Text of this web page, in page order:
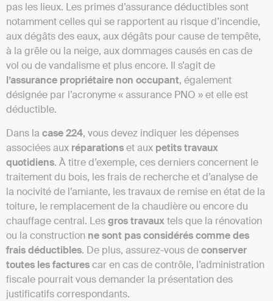
pas les lieux. Les primes d’assurance déductibles sont
notamment celles qui se rapportent au risque d’incendie,
aux dégâts des eaux, aux dégâts pour cause de tempête,
à la grêle ou la neige, aux dommages causés en cas de
vol ou de vandalisme et plus encore. Il s’agit de
l’assurance propriétaire non occupant, également
désignée par l’acronyme « assurance PNO » et elle est
déductible.
Dans la case 224, vous devez indiquer les dépenses
associées aux réparationset aux petits travaux
quotidiens. À titre d’exemple, ces derniers concernent le
traitement du bois, les frais de recherche et d’analyse de
la nocivité de l’amiante, les travaux de remise en état de la
toiture, le remplacement de la chaudière ou encore du
chauffage central. Lesgros travauxtels que la rénovation
ou la construction ne sont pas considérés comme des
frais déductibles. De plus, assurez-vous deconserver
toutes les facturescar en cas de contrôle, l’administration
fiscale pourrait vous demander la présentation des
justificatifs correspondants.